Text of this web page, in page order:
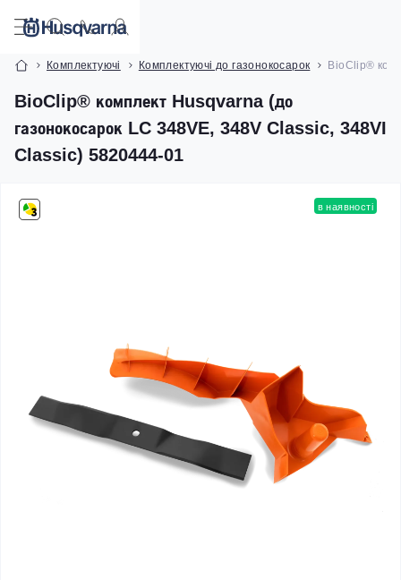
Комплектуючі Комплектуючі до газонокосарок BioClip®
BioClip® комплект Husqvarna (до
газонокосарок LC 348VE, 348V Classic, 348VI
Classic) 5820444-01
в наявності